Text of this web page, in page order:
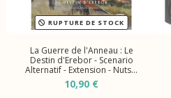
RUPTURE DE STOCK
La Guerre de l'Anneau : Le
Destin d'Erebor - Scenario
Alternatif - Extension - Nuts...
10,90 €